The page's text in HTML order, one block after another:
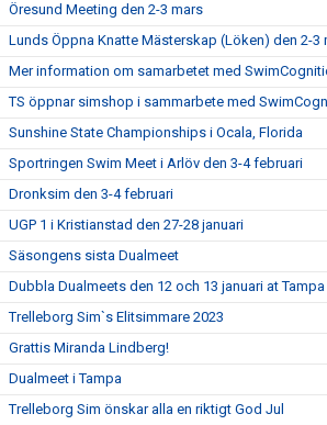
Öresund Meeting den 2-3 mars
Lunds Öppna Knatte Mästerskap (Löken) den 2-3
Mer information om samarbetet med
TS öppnar simshop i sammarbete med
Sunshine State Championships i Ocala, Florida
Sportringen Swim Meet i Arlöv den 3-4 februari
Dronksim den 3-4 februari
UGP 1 i Kristianstad den 27-28 januari
Säsongens sista Dualmeet
Dubbla Dualmeets den 12 och 13 januari at Tampa
Trelleborg Sim`s Elitsimmare 2023
Grattis Miranda Lindberg!
Dualmeet i Tampa
Trelleborg Sim önskar alla en riktigt God Jul